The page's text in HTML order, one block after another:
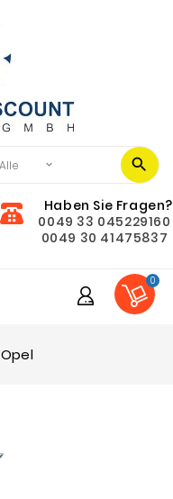
Haben Sie Fragen?
0049 33 045229160
0049 30 41475837
0
Opel